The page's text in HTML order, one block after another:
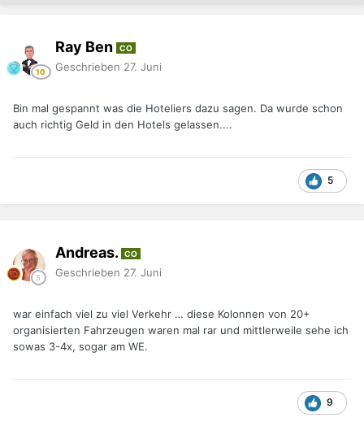
Ray Ben CO
Geschrieben 27. Juni
Bin mal gespannt was die Hoteliers dazu sagen. Da wurde schon
auch richtig Geld in den Hotels gelassen....
5
Andreas. CO
Geschrieben 27. Juni
war einfach viel zu viel Verkehr … diese Kolonnen von 20+
organisierten Fahrzeugen waren mal rar und mittlerweile sehe ich
sowas 3-4x, sogar am WE.
9